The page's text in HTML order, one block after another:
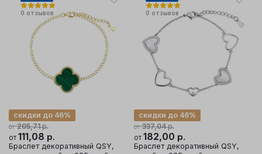
0 отзывов
от 205,71р.
скидки до 46%
от 111,08 р.
Браслет декоративный QSY,
0 отзывов
от 337,04р.
скидки до 46%
от 182,00 р.
Браслет декоративный QSY,